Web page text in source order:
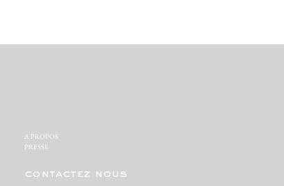
A PROPOS‬
PRESSE‬
contactez nous